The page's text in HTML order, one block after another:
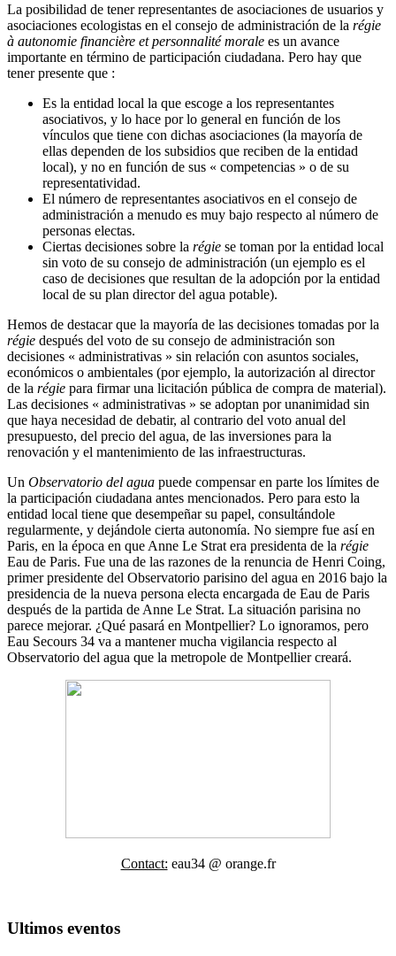
La posibilidad de tener representantes de asociaciones de usuarios y
asociaciones ecologistas en el consejo de administración de la régie
à autonomie financière et personnalité morale es un avance
importante en término de participación ciudadana. Pero hay que
tener presente que :
Es la entidad local la que escoge a los representantes
asociativos, y lo hace por lo general en función de los
vínculos que tiene con dichas asociaciones (la mayoría de
ellas dependen de los subsidios que reciben de la entidad
local), y no en función de sus « competencias » o de su
representatividad.
El número de representantes asociativos en el consejo de
administración a menudo es muy bajo respecto al número de
personas electas.
Ciertas decisiones sobre la régie se toman por la entidad local
sin voto de su consejo de administración (un ejemplo es el
caso de decisiones que resultan de la adopción por la entidad
local de su plan director del agua potable).
Hemos de destacar que la mayoría de las decisiones tomadas por la
régie después del voto de su consejo de administración son
decisiones « administrativas » sin relación con asuntos sociales,
económicos o ambientales (por ejemplo, la autorización al director
de la régie para firmar una licitación pública de compra de material).
Las decisiones « administrativas » se adoptan por unanimidad sin
que haya necesidad de debatir, al contrario del voto anual del
presupuesto, del precio del agua, de las inversiones para la
renovación y el mantenimiento de las infraestructuras.
Un Observatorio del agua puede compensar en parte los límites de
la participación ciudadana antes mencionados. Pero para esto la
entidad local tiene que desempeñar su papel, consultándole
regularmente, y dejándole cierta autonomía. No siempre fue así en
Paris, en la época en que Anne Le Strat era presidenta de la régie
Eau de Paris. Fue una de las razones de la renuncia de Henri Coing,
primer presidente del Observatorio parisino del agua en 2016 bajo la
presidencia de la nueva persona electa encargada de Eau de Paris
después de la partida de Anne Le Strat. La situación parisina no
parece mejorar. ¿Qué pasará en Montpellier? Lo ignoramos, pero
Eau Secours 34 va a mantener mucha vigilancia respecto al
Observatorio del agua que la metropole de Montpellier creará.
Contact: eau34 @ orange.fr
Ultimos eventos